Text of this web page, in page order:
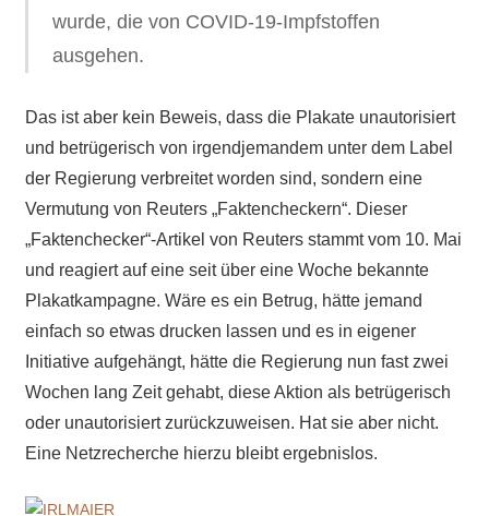
wurde, die von COVID-19-Impfstoffen
ausgehen.
Das ist aber kein Beweis, dass die Plakate unautorisiert
und betrügerisch von irgendjemandem unter dem Label
der Regierung verbreitet worden sind, sondern eine
Vermutung von Reuters „Faktencheckern“. Dieser
„Faktenchecker“-Artikel von Reuters stammt vom 10. Mai
und reagiert auf eine seit über eine Woche bekannte
Plakatkampagne. Wäre es ein Betrug, hätte jemand
einfach so etwas drucken lassen und es in eigener
Initiative aufgehängt, hätte die Regierung nun fast zwei
Wochen lang Zeit gehabt, diese Aktion als betrügerisch
oder unautorisiert zurückzuweisen. Hat sie aber nicht.
Eine Netzrecherche hierzu bleibt ergebnislos.